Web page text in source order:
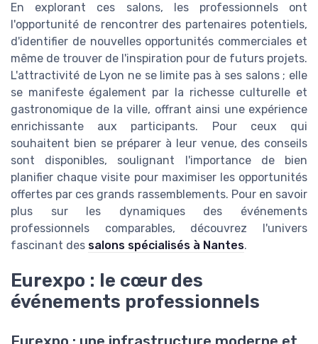
En explorant ces salons, les professionnels ont
l'opportunité de rencontrer des partenaires potentiels,
d'identifier de nouvelles opportunités commerciales et
même de trouver de l'inspiration pour de futurs projets.
L'attractivité de Lyon ne se limite pas à ses salons ; elle
se manifeste également par la richesse culturelle et
gastronomique de la ville, offrant ainsi une expérience
enrichissante aux participants. Pour ceux qui
souhaitent bien se préparer à leur venue, des conseils
sont disponibles, soulignant l'importance de bien
planifier chaque visite pour maximiser les opportunités
offertes par ces grands rassemblements. Pour en savoir
plus sur les dynamiques des événements
professionnels comparables, découvrez l'univers
fascinant des salons spécialisés à Nantes.
Eurexpo : le cœur des
événements professionnels